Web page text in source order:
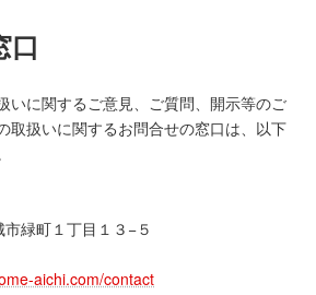
口
いに関するご意見、ご質問、開示等のご
取扱いに関するお問合せの窓口は、以下
緑町１丁目１３−５
aichi.com/contact